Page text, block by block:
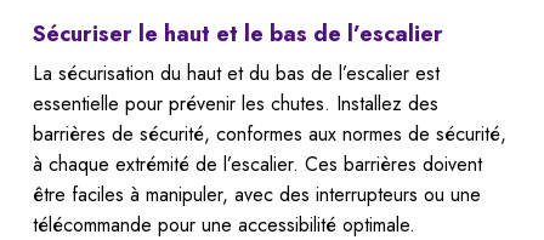
Sécuriser le haut et le bas de l’escalier
La sécurisation du haut et du bas de l’escalier est
essentielle pour prévenir les chutes. Installez des
barrières de sécurité, conformes aux normes de sécurité,
à chaque extrémité de l’escalier. Ces barrières doivent
être faciles à manipuler, avec des interrupteurs ou une
télécommande pour une accessibilité optimale.